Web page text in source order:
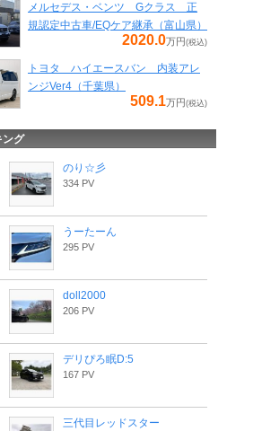
メルセデス・ベンツ Gクラス 正
規認定中古車/EQケア継承（富山県）
2020.0万円 (税込)
トヨタ ハイエースバン 内装アレ
ンジVer4（千葉県）
509.1万円 (税込)
ング
のり☆彡
334 PV
うーたーん
295 PV
doll2000
206 PV
デリぴろ眠D:5
167 PV
三代目レッドスター